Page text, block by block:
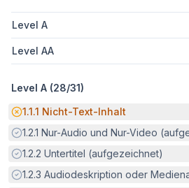
Level A
Level AA
Level A (28/31)
Potenzielle Barriere:
1.1.1 Nicht-Text-Inhalt
Erfüllt:
1.2.1 Nur-Audio und Nur-Video
Erfüllt:
1.2.2 Untertitel (aufgezeichnet)
Erfüllt:
1.2.3 Audiodeskription oder